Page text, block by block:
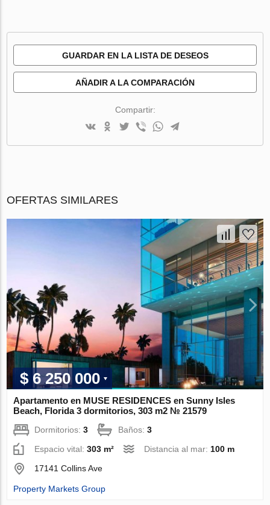
GUARDAR EN LA LISTA DE DESEOS
AÑADIR A LA COMPARACIÓN
Compartir:
OFERTAS SIMILARES
$ 6 250 000
Apartamento en MUSE RESIDENCES en Sunny Isles
Beach, Florida 3 dormitorios, 303 m2 № 21579
Dormitorios:3 Baños:3
Espacio vital:303 m² Distancia al mar:100 m
17141 Collins Ave
Property Markets Group